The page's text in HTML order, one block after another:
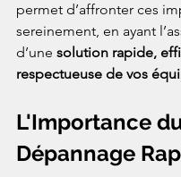
permet d’affronter ces
sereinement, en ayant
d’une solution rapide,
respectueuse de vos
L'Importance
Dépannage